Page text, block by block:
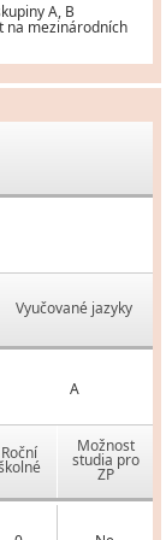
A, B
na mezinárodních
Vyučované jazyky
A
Roční Možnost
studia pro
ZP